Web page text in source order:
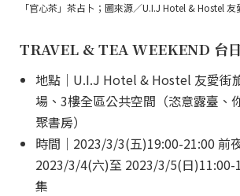
「官心茶」茶占卜；圖來源／U.I.J Hotel & Hostel 友
TRAVEL & TEA WEEKEND 台
地點｜U.I.J Hotel & Hostel 友愛街
場、3樓全區公共空間（恣意露臺、
聚書房）
時間｜2023/3/3(五)19:00-21:00 前
2023/3/4(六)至 2023/3/5(日)11:00-
集